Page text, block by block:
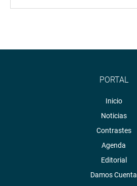
PORTAL
Inicio
Noticias
Contrastes
Agenda
Editorial
Damos Cuenta